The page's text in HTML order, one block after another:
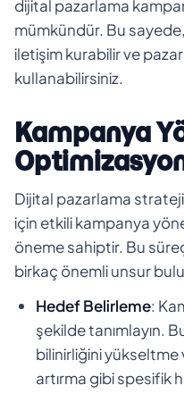
dijital pazarlama
mümkündür. Bu
iletişim kurabilir ve
kullanabilirsiniz.
Kampanya
Dijital pazarlama
için etkili kampanya
öneme sahiptir. Bu
birkaç önemli unsur
Hedef Belirleme:
şekilde tanımlayın.
bilinirliğini
artırma gibi spesifik